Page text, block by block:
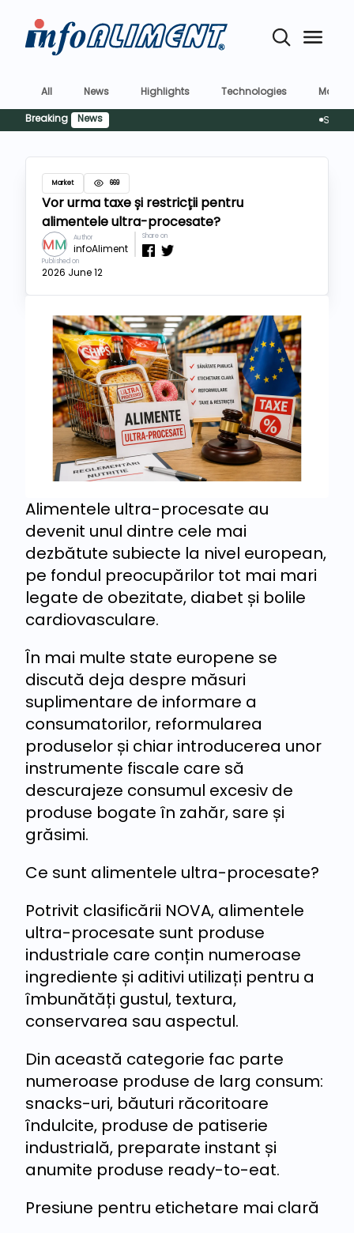
All News Highlights Technologies
Market
Breaking
News
Market 669
Vor urma taxe și restricții pentru
alimentele ultra-procesate?
Author
infoAliment
Share on
Published on
2026 June 12
Alimentele ultra-procesate au
devenit unul dintre cele mai
dezbătute subiecte la nivel european,
pe fondul preocupărilor tot mai mari
legate de obezitate, diabet și bolile
cardiovasculare.
În mai multe state europene se
discută deja despre măsuri
suplimentare de informare a
consumatorilor, reformularea
produselor și chiar introducerea unor
instrumente fiscale care să
descurajeze consumul excesiv de
produse bogate în zahăr, sare și
grăsimi.
Ce sunt alimentele ultra-procesate?
Potrivit clasificării NOVA, alimentele
ultra-procesate sunt produse
industriale care conțin numeroase
ingrediente și aditivi utilizați pentru a
îmbunătăți gustul, textura,
conservarea sau aspectul.
Din această categorie fac parte
numeroase produse de larg consum:
snacks-uri, băuturi răcoritoare
îndulcite, produse de patiserie
industrială, preparate instant și
anumite produse ready-to-eat.
Presiune pentru etichetare mai clară